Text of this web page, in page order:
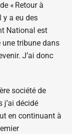
« Retour à
y a eu des
National est
une tribune dans
J’ai donc
société de
décidé
en continuant à